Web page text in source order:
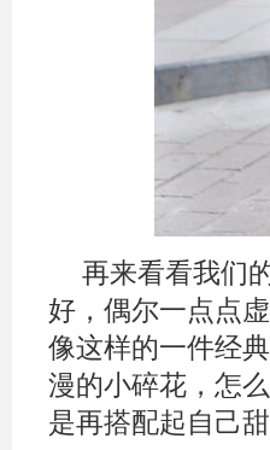
再来看看我们
好，偶尔一点点
像这样的一件经
漫的小碎花，怎
是再搭配起自己